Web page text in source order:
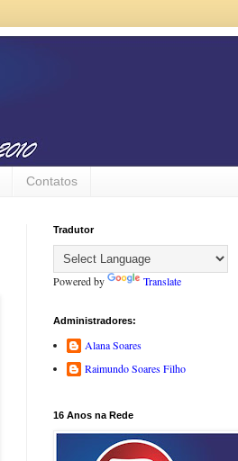
Contatos
Tradutor
Powered by Translate
Administradores:
Alana Soares
Raimundo Soares Filho
16 Anos na Rede